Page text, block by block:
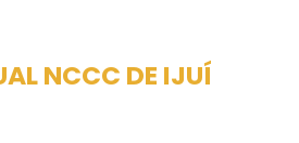
NCCC DE IJUÍ